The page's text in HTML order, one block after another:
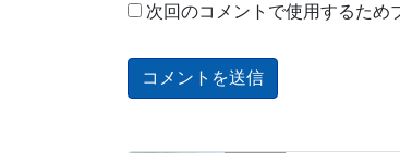
次回のコメントで使用するため